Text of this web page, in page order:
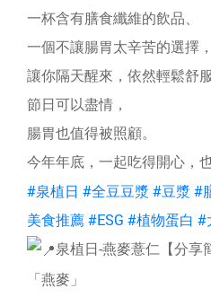
一杯含有膳食纖維的飲品、
一個不讓腸胃太辛苦的選擇，
讓你隔天醒來，依然輕鬆舒服
節日可以盡情，
腸胃也值得被照顧。
今年年底，一起吃得開心，
#泉植日 #全豆豆漿 #豆漿 #
美食推薦#ESG #植物蛋白 #
泉植日-燕麥薏仁【分享
「燕麥」